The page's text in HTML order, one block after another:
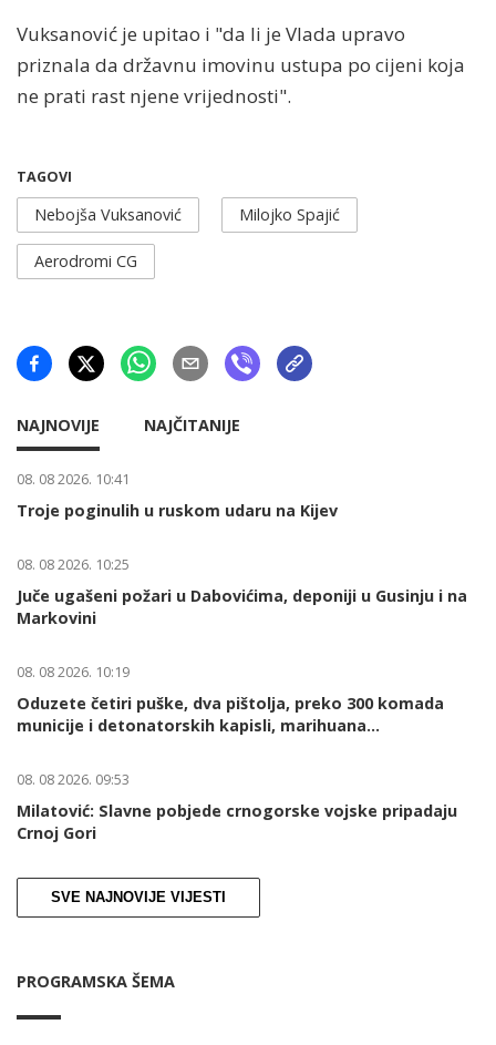
Vuksanović je upitao i "da li je Vlada upravo
priznala da državnu imovinu ustupa po cijeni koja
ne prati rast njene vrijednosti".
TAGOVI
Nebojša Vuksanović Milojko Spajić
Aerodromi CG
NAJNOVIJE NAJČITANIJE
08. 08 2026. 10:41
Troje poginulih u ruskom udaru na Kijev
08. 08 2026. 10:25
Juče ugašeni požari u Dabovićima, deponiji u Gusinju i na
Markovini
08. 08 2026. 10:19
Oduzete četiri puške, dva pištolja, preko 300 komada
municije i detonatorskih kapisli, marihuana...
08. 08 2026. 09:53
Milatović: Slavne pobjede crnogorske vojske pripadaju
Crnoj Gori
SVE NAJNOVIJE VIJESTI
PROGRAMSKA ŠEMA